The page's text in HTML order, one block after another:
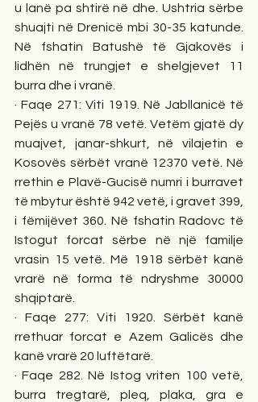
u lanë pa shtirë në dhe. Ushtria sërbe
shuajti në Drenicë mbi 30-35 katunde.
Në fshatin Batushë të Gjakovës i
lidhën në trungjet e shelgjevet 11
burra dhe i vranë.
· Faqe 271: Viti 1919. Në Jabllanicë të
Pejës u vranë 78 vetë. Vetëm gjatë dy
muajvet, janar-shkurt, në vilajetin e
Kosovës sërbët vranë 12370 vetë. Në
rrethin e Plavë-Gucisë numri i burravet
të mbytur është 942 vetë, i gravet 399,
i fëmijëvet 360. Në fshatin Radovc të
Istogut forcat sërbe në një familje
vrasin 15 vetë. Më 1918 sërbët kanë
vrarë në forma të ndryshme 30000
shqiptarë.
· Faqe 277: Viti 1920. Sërbët kanë
rrethuar forcat e Azem Galicës dhe
kanë vrarë 20 luftëtarë.
· Faqe 282. Në Istog vriten 100 vetë,
burra tregtarë, pleq, plaka, gra e